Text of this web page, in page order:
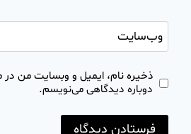
وب‌سایت
ذخیره نام، ایمیل و وبسایت من در
دوباره دیدگاهی می‌نویسم.